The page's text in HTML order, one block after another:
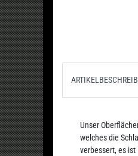
Unser
welches die
verbessert, es